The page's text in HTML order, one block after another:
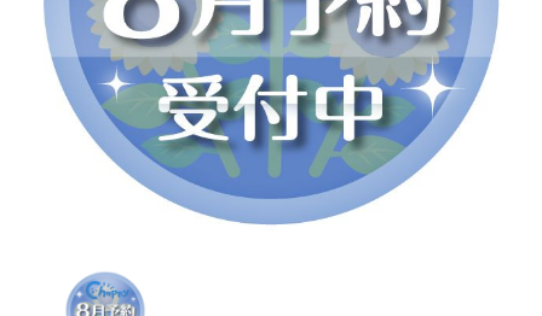
販促用空カプセル
レンタル
景品・玩具・文具
販促用カプセルトイ